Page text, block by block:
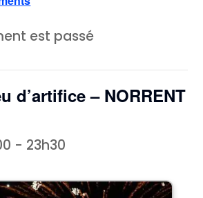
est passé
d’artifice – NORRENT
- 23h30